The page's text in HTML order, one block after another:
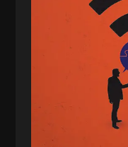
فائزه فتحی
زاده